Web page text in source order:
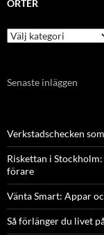
ORTER
Orter
Senaste inläggen
Verkstadschecken
Riskettan i
förare
Vänta Smart: Appar
Så förlänger du livet